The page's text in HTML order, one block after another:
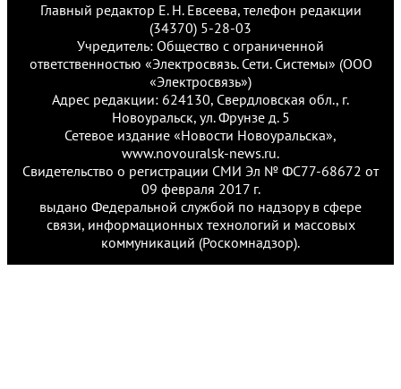
Главный редактор Е. Н. Евсеева, телефон редакции
(34370) 5-28-03
Учредитель: Общество с ограниченной
ответственностью «Электросвязь. Сети. Системы» (ООО
«Электросвязь»)
Адрес редакции: 624130, Свердловская обл., г.
Новоуральск, ул. Фрунзе д. 5
Сетевое издание «Новости Новоуральска»,
www.novouralsk-news.ru.
Свидетельство о регистрации СМИ Эл № ФС77-68672 от
09 февраля 2017 г.
выдано Федеральной службой по надзору в сфере
связи, информационных технологий и массовых
коммуникаций (Роскомнадзор).